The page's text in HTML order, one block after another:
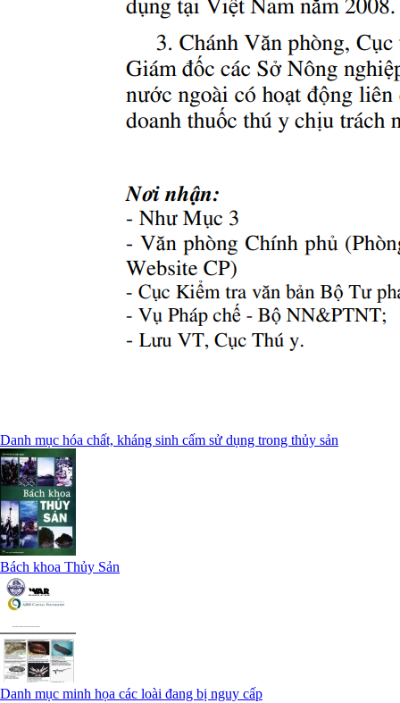
Danh mục hóa chất, kháng sinh cấm sử dụng trong thủy sản
Bách khoa Thủy Sản
Danh mục minh họa các loài đang bị nguy cấp